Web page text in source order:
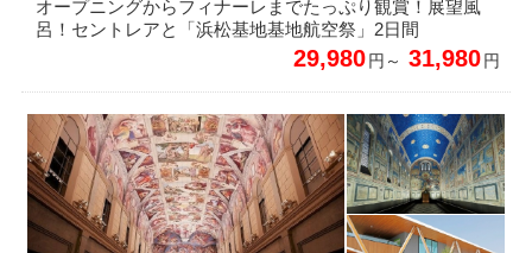
オープニングからフィナーレまでたっぷり観賞！展望風
呂！セントレアと「浜松基地基地航空祭」2日間
29,980円～ 31,980円